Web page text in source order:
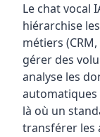
Le chat vocal
hiérarchise
métiers
gérer des
analyse les
automatiques
là où un
transférer les